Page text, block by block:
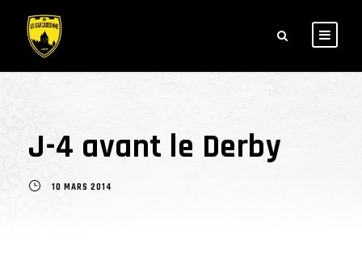
J-4 avant le Derby
10 MARS 2014